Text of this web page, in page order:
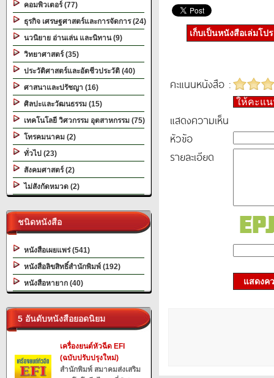
คอมพิวเตอร์ (77)
ธุรกิจ เศรษฐศาสตร์และการจัดการ (24)
นวนิยาย อ่านเล่น และนิทาน (9)
วิทยาศาสตร์ (35)
ประวัติศาสตร์และอัตชีวประวัติ (40)
ศาสนาและปรัชญา (16)
ศิลปะและวัฒนธรรม (15)
เทคโนโลยี วิศวกรรม อุตสาหกรรม (75)
โทรคมนาคม (2)
ทั่วไป (23)
สังคมศาสตร์ (2)
ไม่สังกัดหมวด (2)
ชนิดหนังสือ
หนังสือเผยแพร่ (541)
หนังสือลิขสิทธิ์สำนักพิมพ์ (192)
หนังสือหายาก (40)
5 อันดับหนังสือยอดนิยม
เครื่องยนต์หัวฉีด EFI
(ฉบับปรับปรุงใหม่)
สำนักพิมพ์ สมาคมส่งเสริม
เก็บเป็นหนังสือเล่มโป
คะแนนหนังสือ :
ให้คะแ
แสดงความเห็น
หัวข้อ
รายละเอียด
แสดงค